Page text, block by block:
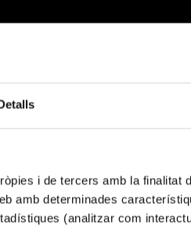
i de tercers amb la finalitat
amb determinades
(analitzar com